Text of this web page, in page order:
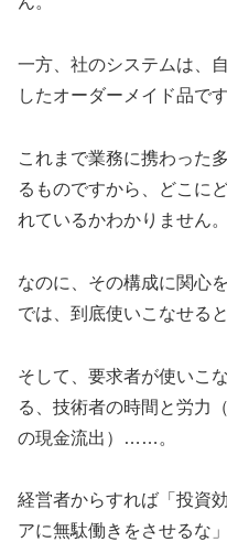
一方、社のシステムは、
したオーダーメイド品です
これまで業務に携わった
るものですから、どこに
れているかわかりません。
なのに、その構成に関心
では、到底使いこなせる
そして、要求者が使いこ
る、技術者の時間と労力
の現金流出）……。
経営者からすれば「投資
アに無駄働きをさせるな